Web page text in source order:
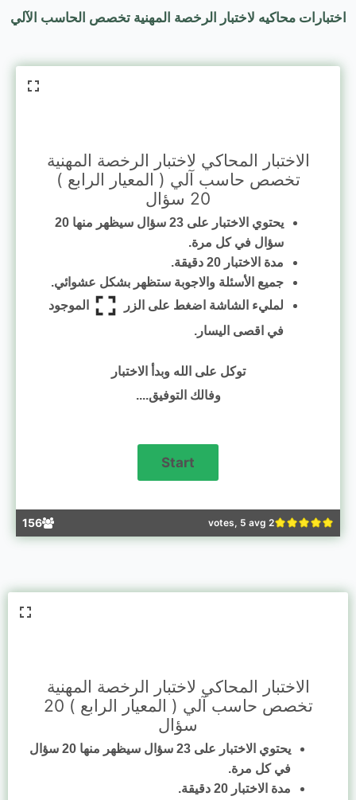
اختبارات محاكيه لاختبار الرخصة المهنية تخصص الحاسب الآلي
2 votes, 5 avg
156
الاختبار المحاكي لاختبار الرخصة المهنية
تخصص حاسب آلي ( المعيار الرابع )
20 سؤال
يحتوي الاختبار على 23 سؤال سيظهر منها 20
سؤال في كل مرة.
مدة الاختبار 20 دقيقة.
جميع الأسئلة والاجوبة ستظهر بشكل عشوائي.
لمليء الشاشة اضغط على الزر
الموجود
في اقصى اليسار.
توكل على الله وبدأ الاختبار
وفالك التوفيق....
الاختبار المحاكي لاختبار الرخصة المهنية
تخصص حاسب آلي ( المعيار الرابع ) 20
سؤال
يحتوي الاختبار على 23 سؤال سيظهر منها 20 سؤال
في كل مرة.
مدة الاختبار 20 دقيقة.